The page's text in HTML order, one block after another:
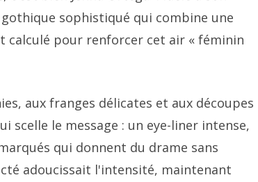
sophistiqué qui combine une
calculé pour renforcer cet air « féminin
aux franges délicates et aux découpes
scelle le message : un eye-liner intense,
qui donnent du drame sans
adoucissait l'intensité, maintenant